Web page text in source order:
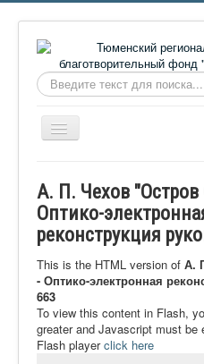
Искать...
Включить/
выключить
О фонде
Онлайн библиотека
Видеоматериалы
Контакты
Сайт проекта Достоевский
Ермаковополе.рф
А. П. Чехов "Остров
Оптико-
реконструкция
This is the HTML version of А.
- Оптико-электронная
663
To view this content in Flash,
greater and Javascript must be
Flash playerclick here